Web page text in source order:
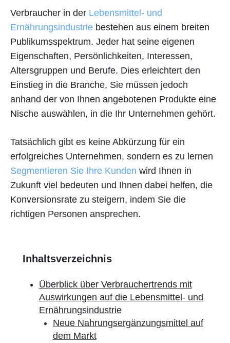
Verbraucher in der Lebensmittel- und
Ernährungsindustrie bestehen aus einem breiten
Publikumsspektrum. Jeder hat seine eigenen
Eigenschaften, Persönlichkeiten, Interessen,
Altersgruppen und Berufe. Dies erleichtert den
Einstieg in die Branche, Sie müssen jedoch
anhand der von Ihnen angebotenen Produkte eine
Nische auswählen, in die Ihr Unternehmen gehört.
Tatsächlich gibt es keine Abkürzung für ein
erfolgreiches Unternehmen, sondern es zu lernen
Segmentieren Sie Ihre Kunden wird Ihnen in
Zukunft viel bedeuten und Ihnen dabei helfen, die
Konversionsrate zu steigern, indem Sie die
richtigen Personen ansprechen.
Inhaltsverzeichnis
Überblick über Verbrauchertrends mit
Auswirkungen auf die Lebensmittel- und
Ernährungsindustrie
Neue Nahrungsergänzungsmittel auf
dem Markt